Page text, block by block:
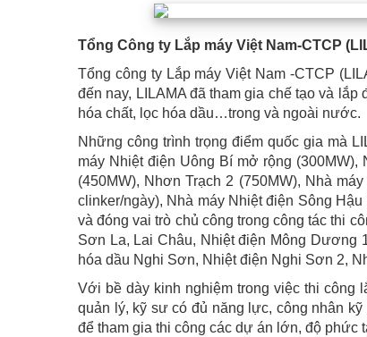
here
Tổng Công ty Lắp máy Việt Nam-CTCP
Tổng công ty Lắp máy Việt Nam -CTCP
đến nay, LILAMA đã tham gia chế tạo và
hóa chất, lọc hóa dầu…trong và ngoài nước.
Những công trình trọng điểm quốc gia mà
máy Nhiệt điện Uông Bí mở rộng
(450MW), Nhơn Trạch 2 (750MW), Nhà
clinker/ngày), Nhà máy Nhiệt điện Sông
và đóng vai trò chủ công trong công tác thi
Sơn La, Lai Châu, Nhiệt điện Mông Dương
hóa dầu Nghi Sơn, Nhiệt điện Nghi Sơn 2,
Với bề dày kinh nghiệm trong việc thi công
quản lý, kỹ sư có đủ năng lực, công nhân
để tham gia thi công các dự án lớn, độ phức